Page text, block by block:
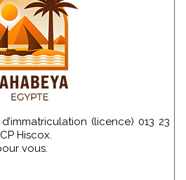
(licence) 013 23
Hiscox.
vous.